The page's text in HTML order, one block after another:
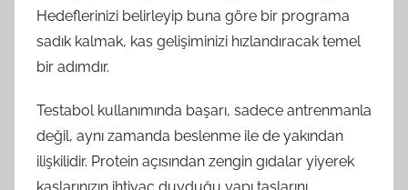
Hedeflerinizi belirleyip buna göre bir programa
sadık kalmak, kas gelişiminizi hızlandıracak temel
bir adımdır.
Testabol kullanımında başarı, sadece antrenmanla
değil, aynı zamanda beslenme ile de yakından
ilişkilidir. Protein açısından zengin gıdalar yiyerek
kaslarınızın ihtiyaç duyduğu yapı taşlarını